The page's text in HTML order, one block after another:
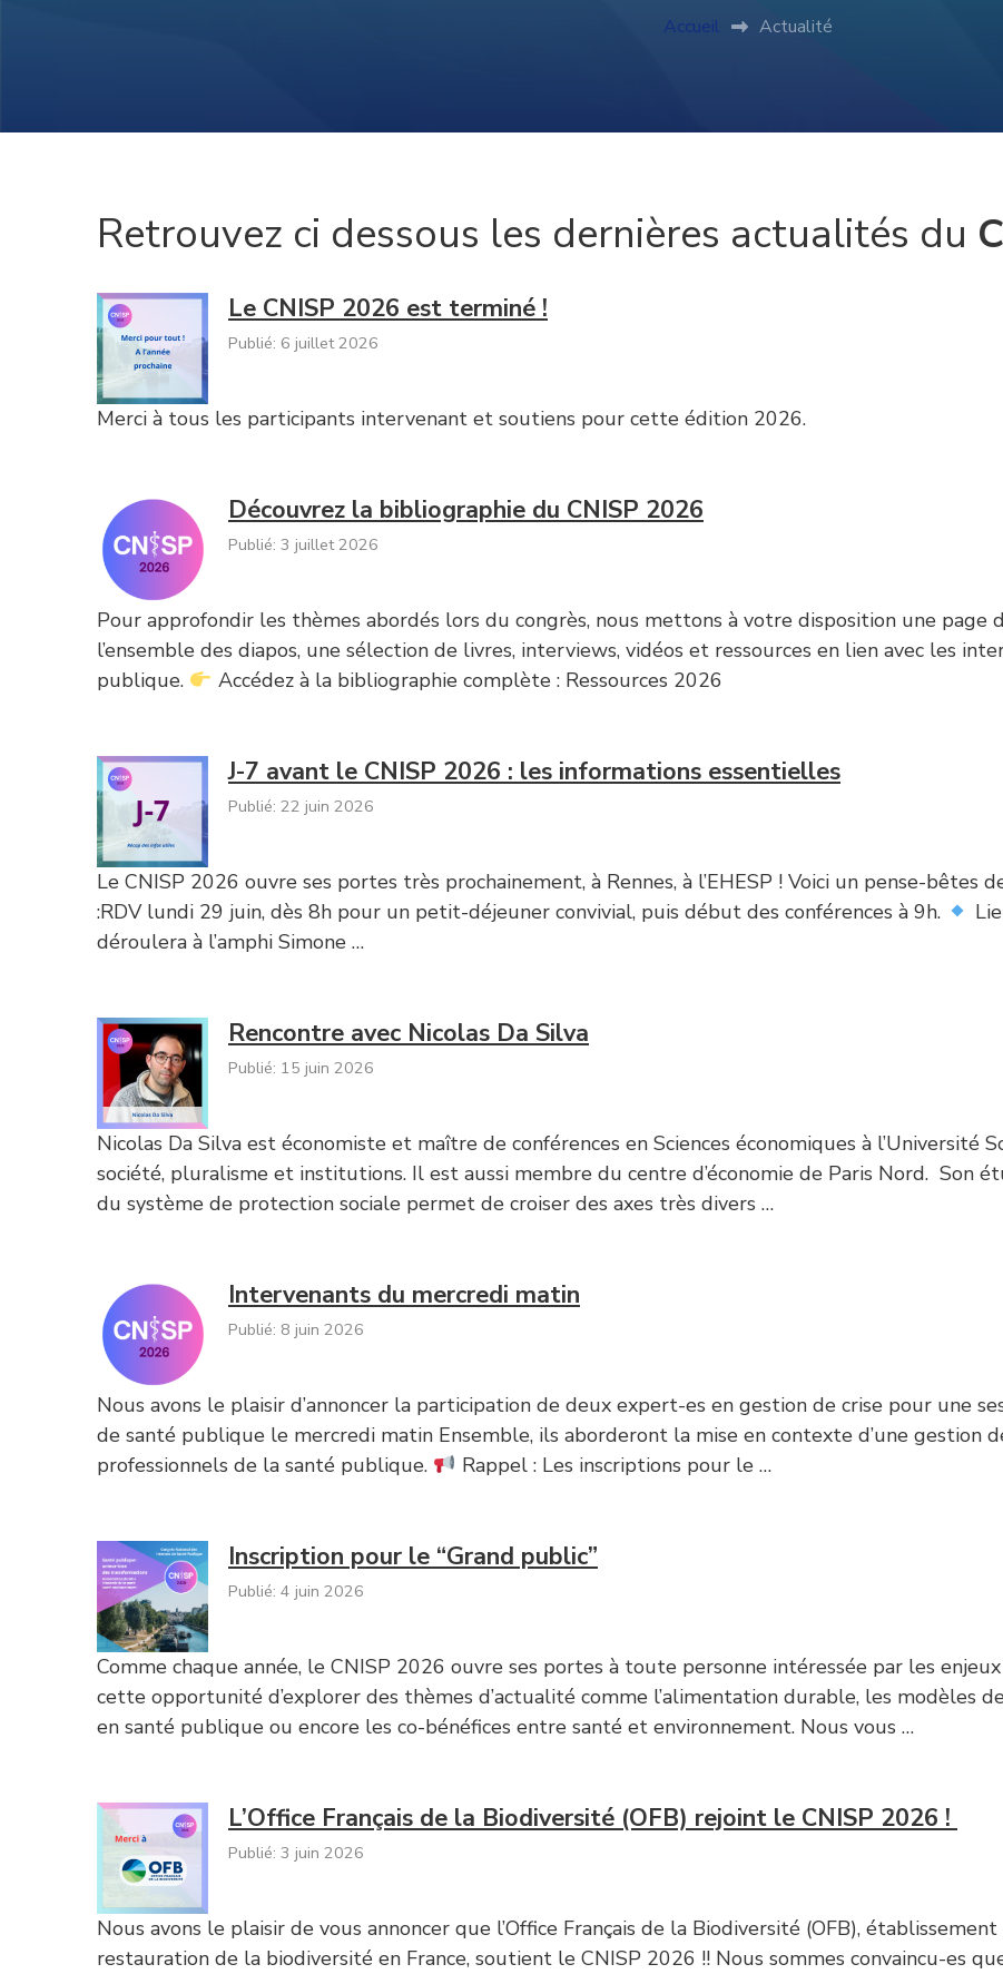
Accueil Actualité
Retrouvez ci dessous les dernières actualités du
Le CNISP 2026 est terminé !
Publié: 6 juillet 2026
Merci à tous les participants intervenant et soutiens pour cette édition 2026.
Découvrez la bibliographie du CNISP 2026
Publié: 3 juillet 2026
Pour approfondir les thèmes abordés lors du congrès, nous mettons à votre disposition une page
l’ensemble des diapos, une sélection de livres, interviews, vidéos et ressources en lien avec les
publique.
Accédez à la bibliographie complète : Ressources 2026
J-7 avant le CNISP 2026 : les informations essentielles
Publié: 22 juin 2026
Le CNISP 2026 ouvre ses portes très prochainement, à Rennes, à l’EHESP ! Voici un pense-bêtes
:RDV lundi 29 juin, dès 8h pour un petit-déjeuner convivial, puis début des conférences à 9h.
déroulera à l’amphi Simone …
Rencontre avec Nicolas Da Silva
Publié: 15 juin 2026
Nicolas Da Silva est économiste et maître de conférences en Sciences économiques à l’Université
société, pluralisme et institutions. Il est aussi membre du centre d’économie de Paris Nord. Son
du système de protection sociale permet de croiser des axes très divers …
Intervenants du mercredi matin
Publié: 8 juin 2026
Nous avons le plaisir d’annoncer la participation de deux expert-es en gestion de crise pour une
de santé publique le mercredi matin Ensemble, ils aborderont la mise en contexte d’une gestion
professionnels de la santé publique.
Rappel : Les inscriptions pour le …
Inscription pour le “Grand public”
Publié: 4 juin 2026
Comme chaque année, le CNISP 2026 ouvre ses portes à toute personne intéressée par les
cette opportunité d’explorer des thèmes d’actualité comme l’alimentation durable, les modèles
en santé publique ou encore les co-bénéfices entre santé et environnement. Nous vous …
L’Office Français de la Biodiversité (OFB) rejoint le CNISP 2026 !
Publié: 3 juin 2026
Nous avons le plaisir de vous annoncer que l’Office Français de la Biodiversité (OFB),
restauration de la biodiversité en France, soutient le CNISP 2026 !! Nous sommes convaincu-es